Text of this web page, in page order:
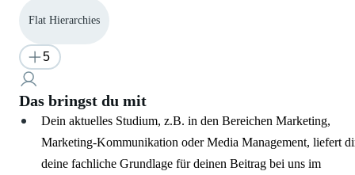
Flat Hierarchies
5
Das bringst du mit
Dein aktuelles Studium, z.B. in den Bereichen Marketing,
Marketing-Kommunikation oder Media Management, liefert
deine fachliche Grundlage für deinen Beitrag bei uns im